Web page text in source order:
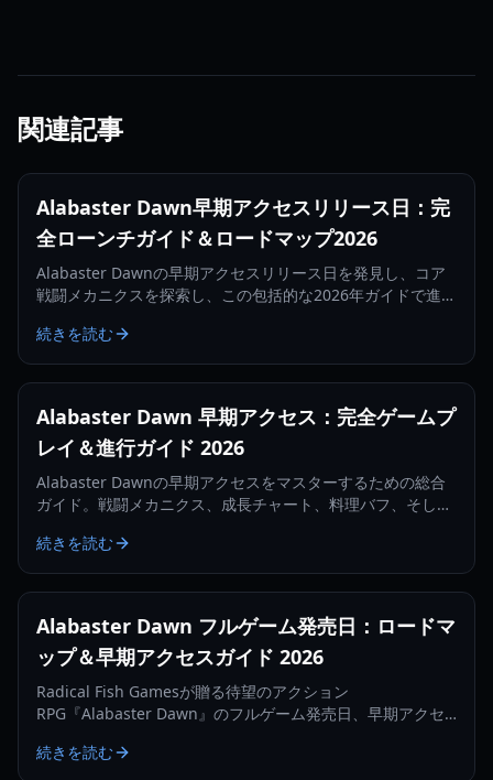
関連記事
Alabaster Dawn早期アクセスリリース日：完
全ローンチガイド＆ロードマップ2026
Alabaster Dawnの早期アクセスリリース日を発見し、コア
戦闘メカニクスを探索し、この包括的な2026年ガイドで進行
続きを読む
Alabaster Dawn 早期アクセス：完全ゲームプ
レイ＆進行ガイド 2026
Alabaster Dawnの早期アクセスをマスターするための総合
ガイド。戦闘メカニクス、成長チャート、料理バフ、そして
続きを読む
Alabaster Dawn フルゲーム発売日：ロードマ
ップ＆早期アクセスガイド 2026
Radical Fish Gamesが贈る待望のアクション
RPG『Alabaster Dawn』のフルゲーム発売日、早期アクセ
続きを読む